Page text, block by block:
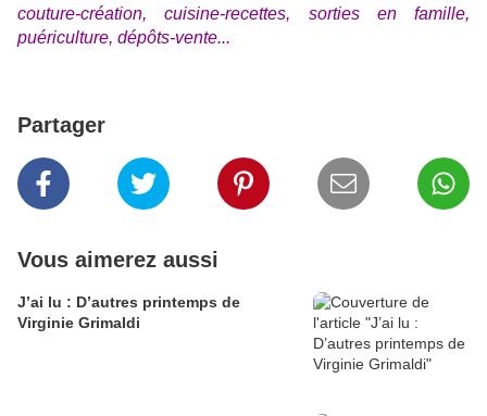
couture-création, cuisine-recettes, sorties en famille,
puériculture, dépôts-vente...
Partager
Vous aimerez aussi
J’ai lu : D’autres printemps de
Virginie Grimaldi